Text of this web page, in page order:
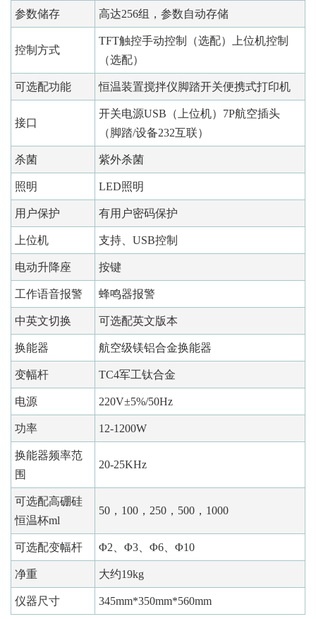
参数储存 高达256组，参数自动存储
控制方式
TFT触控手动控制（选配）上位机控制
（选配）
可选配功能 恒温装置搅拌仪脚踏开关便携式打印机
接口
开关电源USB（上位机）7P航空插头
（脚踏/设备232互联）
杀菌 紫外杀菌
照明 LED照明
用户保护 有用户密码保护
上位机 支持、USB控制
电动升降座 按键
工作语音报警 蜂鸣器报警
中英文切换 可选配英文版本
换能器 航空级镁铝合金换能器
变幅杆 TC4军工钛合金
电源 220V±5%/50Hz
功率 12-1200W
换能器频率范
围
20-25KHz
可选配高硼硅
恒温杯ml
50，100，250，500，1000
可选配变幅杆 Φ2、Φ3、Φ6、Φ10
净重 大约19kg
仪器尺寸 345mm*350mm*560mm